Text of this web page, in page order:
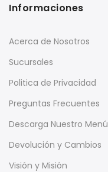
Informaciones
Acerca de Nosotros
Sucursales
Politica de Privacidad
Preguntas Frecuentes
Descarga Nuestro Menú
Devolución y Cambios
Visión y Misión